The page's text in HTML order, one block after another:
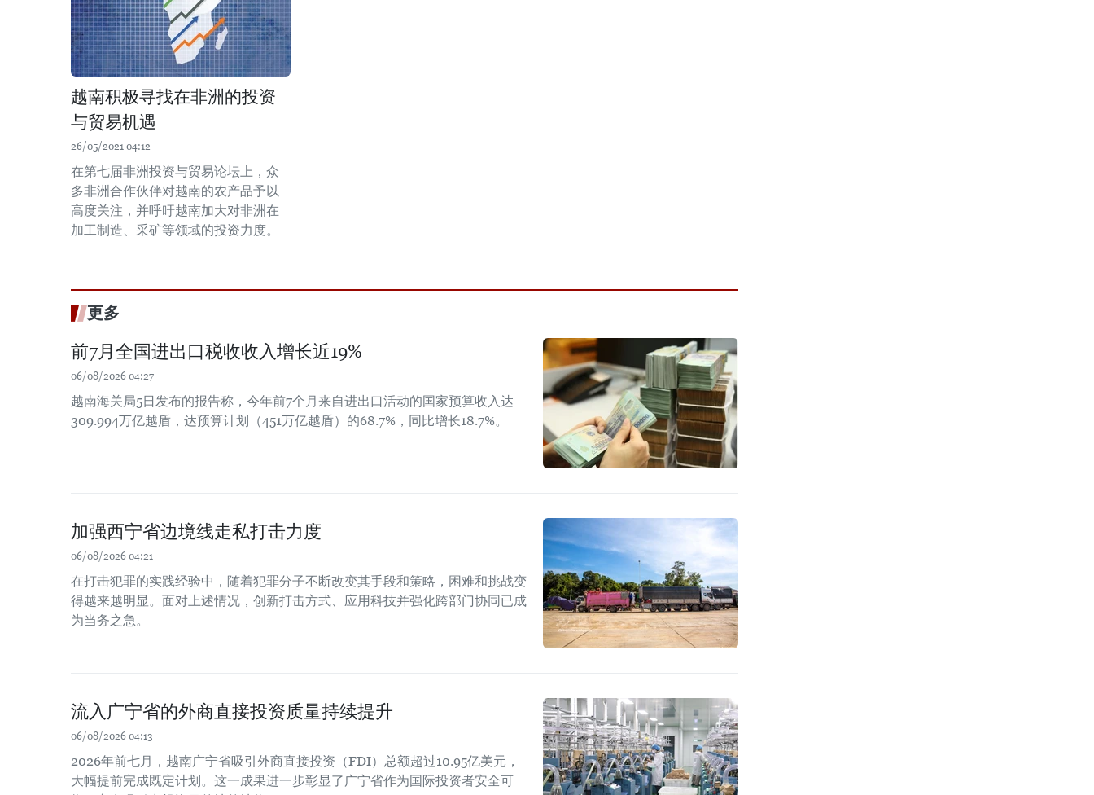
越南积极寻找在非洲的投资
与贸易机遇
26/05/2021 04:12
在第七届非洲投资与贸易论坛上，众
多非洲合作伙伴对越南的农产品予以
高度关注，并呼吁越南加大对非洲在
加工制造、采矿等领域的投资力度。
更多
前7月全国进出口税收收入增长近19%
06/08/2026 04:27
越南海关局5日发布的报告称，今年前7个月来自进出口活动的国家预算收入达
309.994万亿越盾，达预算计划（451万亿越盾）的68.7%，同比增长18.7%。
加强西宁省边境线走私打击力度
06/08/2026 04:21
在打击犯罪的实践经验中，随着犯罪分子不断改变其手段和策略，困难和挑战变
得越来越明显。面对上述情况，创新打击方式、应用科技并强化跨部门协同已成
为当务之急。
流入广宁省的外商直接投资质量持续提升
06/08/2026 04:13
2026年前七月，越南广宁省吸引外商直接投资（FDI）总额超过10.95亿美元，
大幅提前完成既定计划。这一成果进一步彰显了广宁省作为国际投资者安全可